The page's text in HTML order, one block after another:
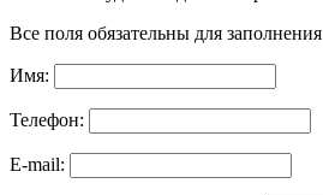
Все поля обязательны для заполнения
Имя:
Телефон:
E-mail: